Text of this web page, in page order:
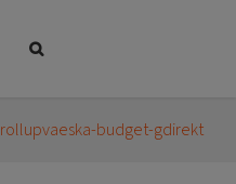
rollupvaeska-budget-gdirekt